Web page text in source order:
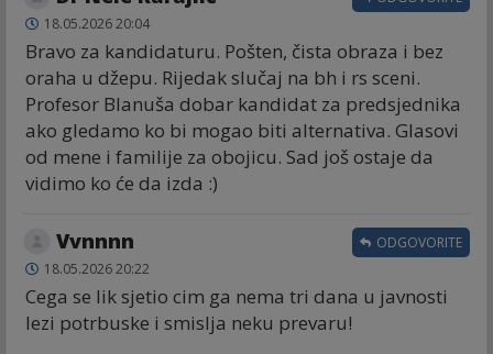
18.05.2026 20:04
Bravo za kandidaturu. Pošten, čista obraza i bez
oraha u džepu. Rijedak slučaj na bh i rs sceni.
Profesor Blanuša dobar kandidat za predsjednika
ako gledamo ko bi mogao biti alternativa. Glasovi
od mene i familije za obojicu. Sad još ostaje da
vidimo ko će da izda :)
Vvnnnn
18.05.2026 20:22
Cega se lik sjetio cim ga nema tri dana u javnosti
lezi potrbuske i smislja neku prevaru!
ODGOVORITE